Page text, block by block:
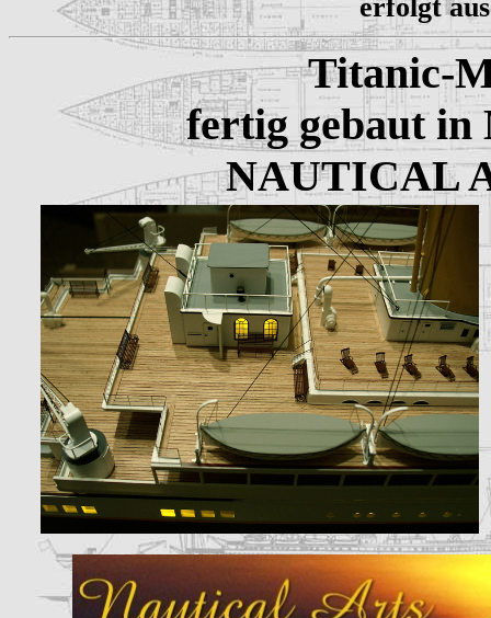
erfolgt
Titanic-
fertig gebaut in
NAUTICAL